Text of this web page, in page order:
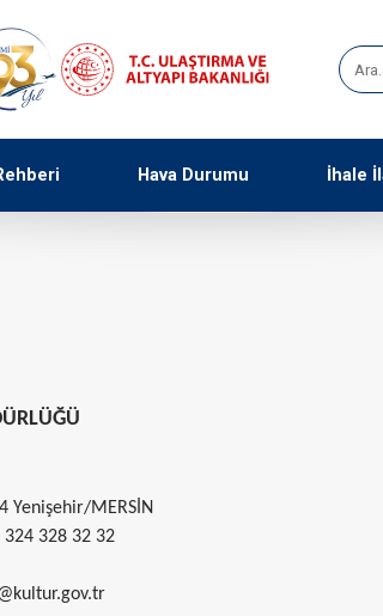
Hava Durumu İhale
Yenişehir/MERSİN​
328 32 32